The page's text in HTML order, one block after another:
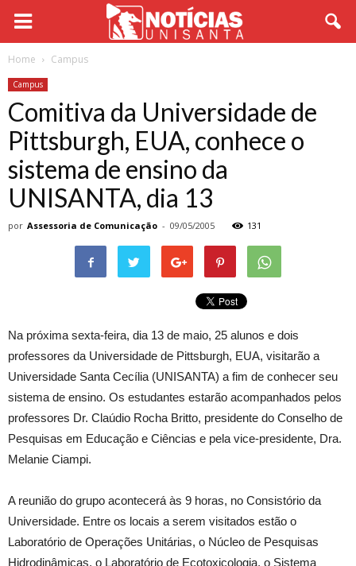
Home Campus
Campus
Comitiva da Universidade de
Pittsburgh, EUA, conhece o
sistema de ensino da
UNISANTA, dia 13
por Assessoria de Comunicação - 09/05/2005 131
Na próxima sexta-feira, dia 13 de maio, 25 alunos e dois
professores da Universidade de Pittsburgh, EUA, visitarão a
Universidade Santa Cecília (UNISANTA) a fim de conhecer seu
sistema de ensino. Os estudantes estarão acompanhados pelos
professores Dr. Claúdio Rocha Britto, presidente do Conselho de
Pesquisas em Educação e Ciências e pela vice-presidente, Dra.
Melanie Ciampi.
A reunião do grupo acontecerá às 9 horas, no Consistório da
Universidade. Entre os locais a serem visitados estão o
Laboratório de Operações Unitárias, o Núcleo de Pesquisas
Hidrodinâmicas, o Laboratório de Ecotoxicologia, o Sistema